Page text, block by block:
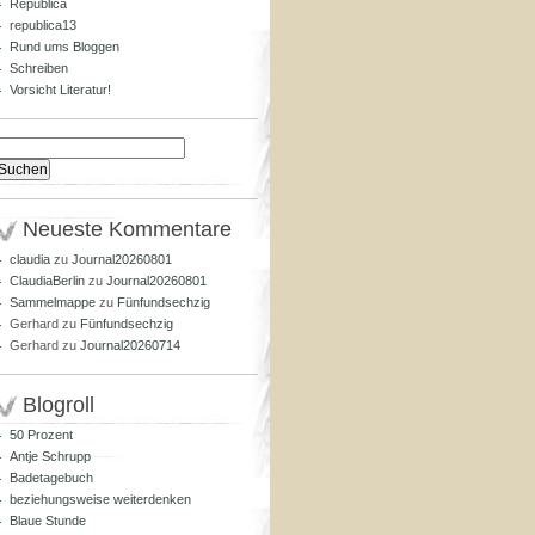
Republica
republica13
Rund ums Bloggen
Schreiben
Vorsicht Literatur!
Neueste Kommentare
claudia zu Journal20260801
ClaudiaBerlin zu Journal20260801
Sammelmappe zu Fünfundsechzig
Gerhard zu Fünfundsechzig
Gerhard zu Journal20260714
Blogroll
50 Prozent
Antje Schrupp
Badetagebuch
beziehungsweise weiterdenken
Blaue Stunde